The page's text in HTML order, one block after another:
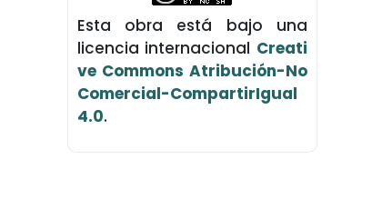
Esta obra está bajo una
licencia internacional Creati
ve Commons Atribución-No
Comercial-CompartirIgual
4.0.